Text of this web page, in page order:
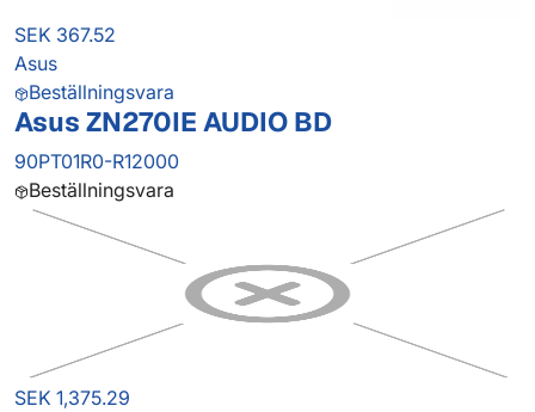
SEK 367.52
Asus
Beställningsvara
Asus ZN270IE AUDIO BD
90PT01R0-R12000
Beställningsvara
SEK 1,375.29